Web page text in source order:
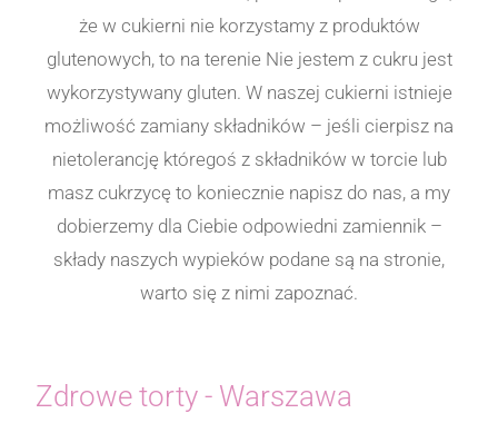
że w cukierni nie korzystamy z produktów
glutenowych, to na terenie Nie jestem z cukru jest
wykorzystywany gluten. W naszej cukierni istnieje
możliwość zamiany składników – jeśli cierpisz na
nietolerancję któregoś z składników w torcie lub
masz cukrzycę to koniecznie napisz do nas, a my
dobierzemy dla Ciebie odpowiedni zamiennik –
składy naszych wypieków podane są na stronie,
warto się z nimi zapoznać.
Zdrowe torty - Warszawa